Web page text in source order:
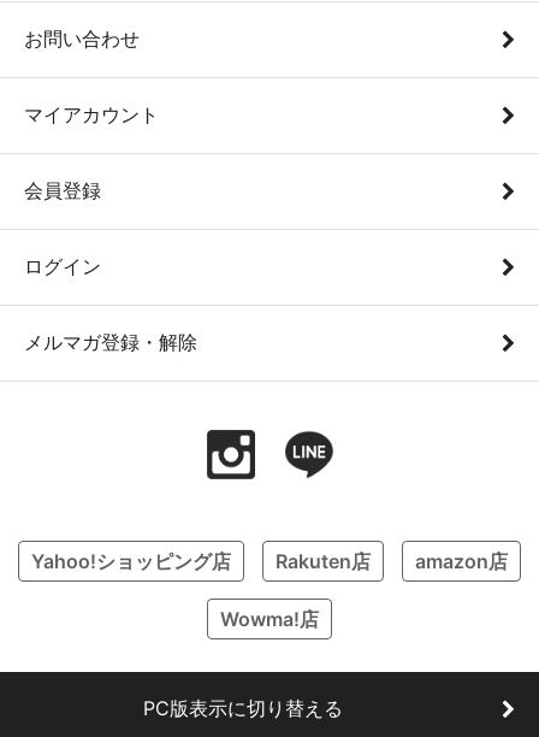
お問い合わせ
マイアカウント
会員登録
ログイン
メルマガ登録・解除
Yahoo!ショッピング店 Rakuten店 amazon店
Wowma!店
PC版表示に切り替える